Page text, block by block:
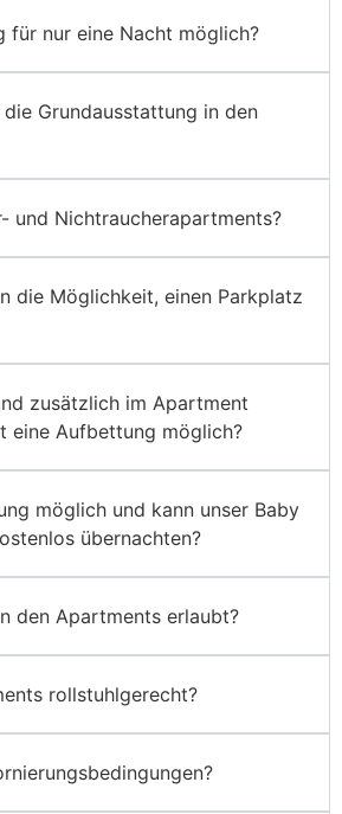
für nur eine Nacht möglich?
Grundausstattung in den
und Nichtraucherapartments?
die Möglichkeit, einen Parkplatz
zusätzlich im Apartment
eine Aufbettung möglich?
möglich und kann unser Baby
übernachten?
den Apartments erlaubt?
rollstuhlgerecht?